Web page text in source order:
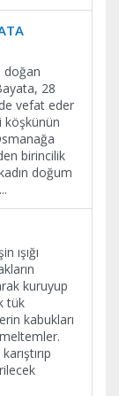
doğan
28
vefat eder
köşkünün
birincilik
doğum
...
ışığı
kuruyup
tük
kabukları